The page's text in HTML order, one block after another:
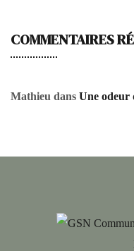
COMMENTAIRES
Mathieu dans Une odeur